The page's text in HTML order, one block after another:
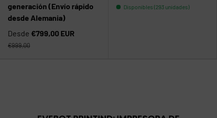
generación (Envío rápido
desde Alemania)
Desde €799,00 EUR
€999,00
Disponibles (293 unidades)